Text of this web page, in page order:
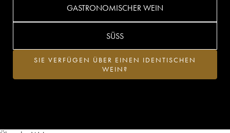
GASTRONOMISCHER WEIN
SÜSS
SIE VERFÜGEN ÜBER EINEN IDENTISCHEN
WEIN?